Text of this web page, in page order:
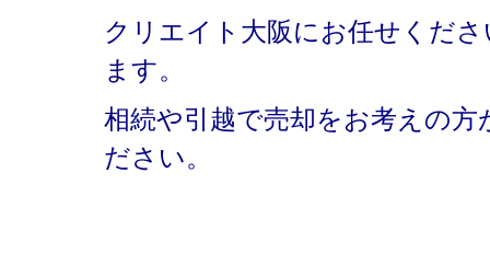
クリエイト大阪にお任せくだ
ます。
相続や引越で売却をお考えの
ださい。